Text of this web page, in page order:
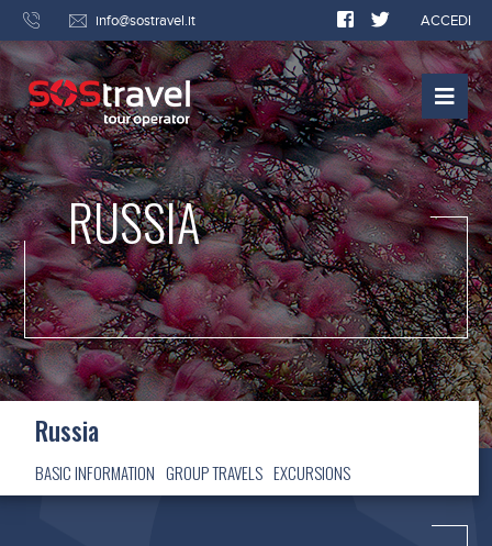
info@sostravel.it ACCEDI
RUSSIA
Russia
BASIC INFORMATION GROUP TRAVELS EXCURSIONS